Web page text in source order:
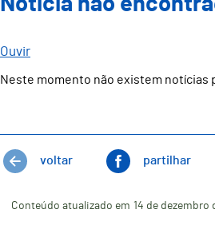
Ouvir
Neste momento não existem notícias
voltar partilhar
Conteúdo atualizado em 14 de dezembro